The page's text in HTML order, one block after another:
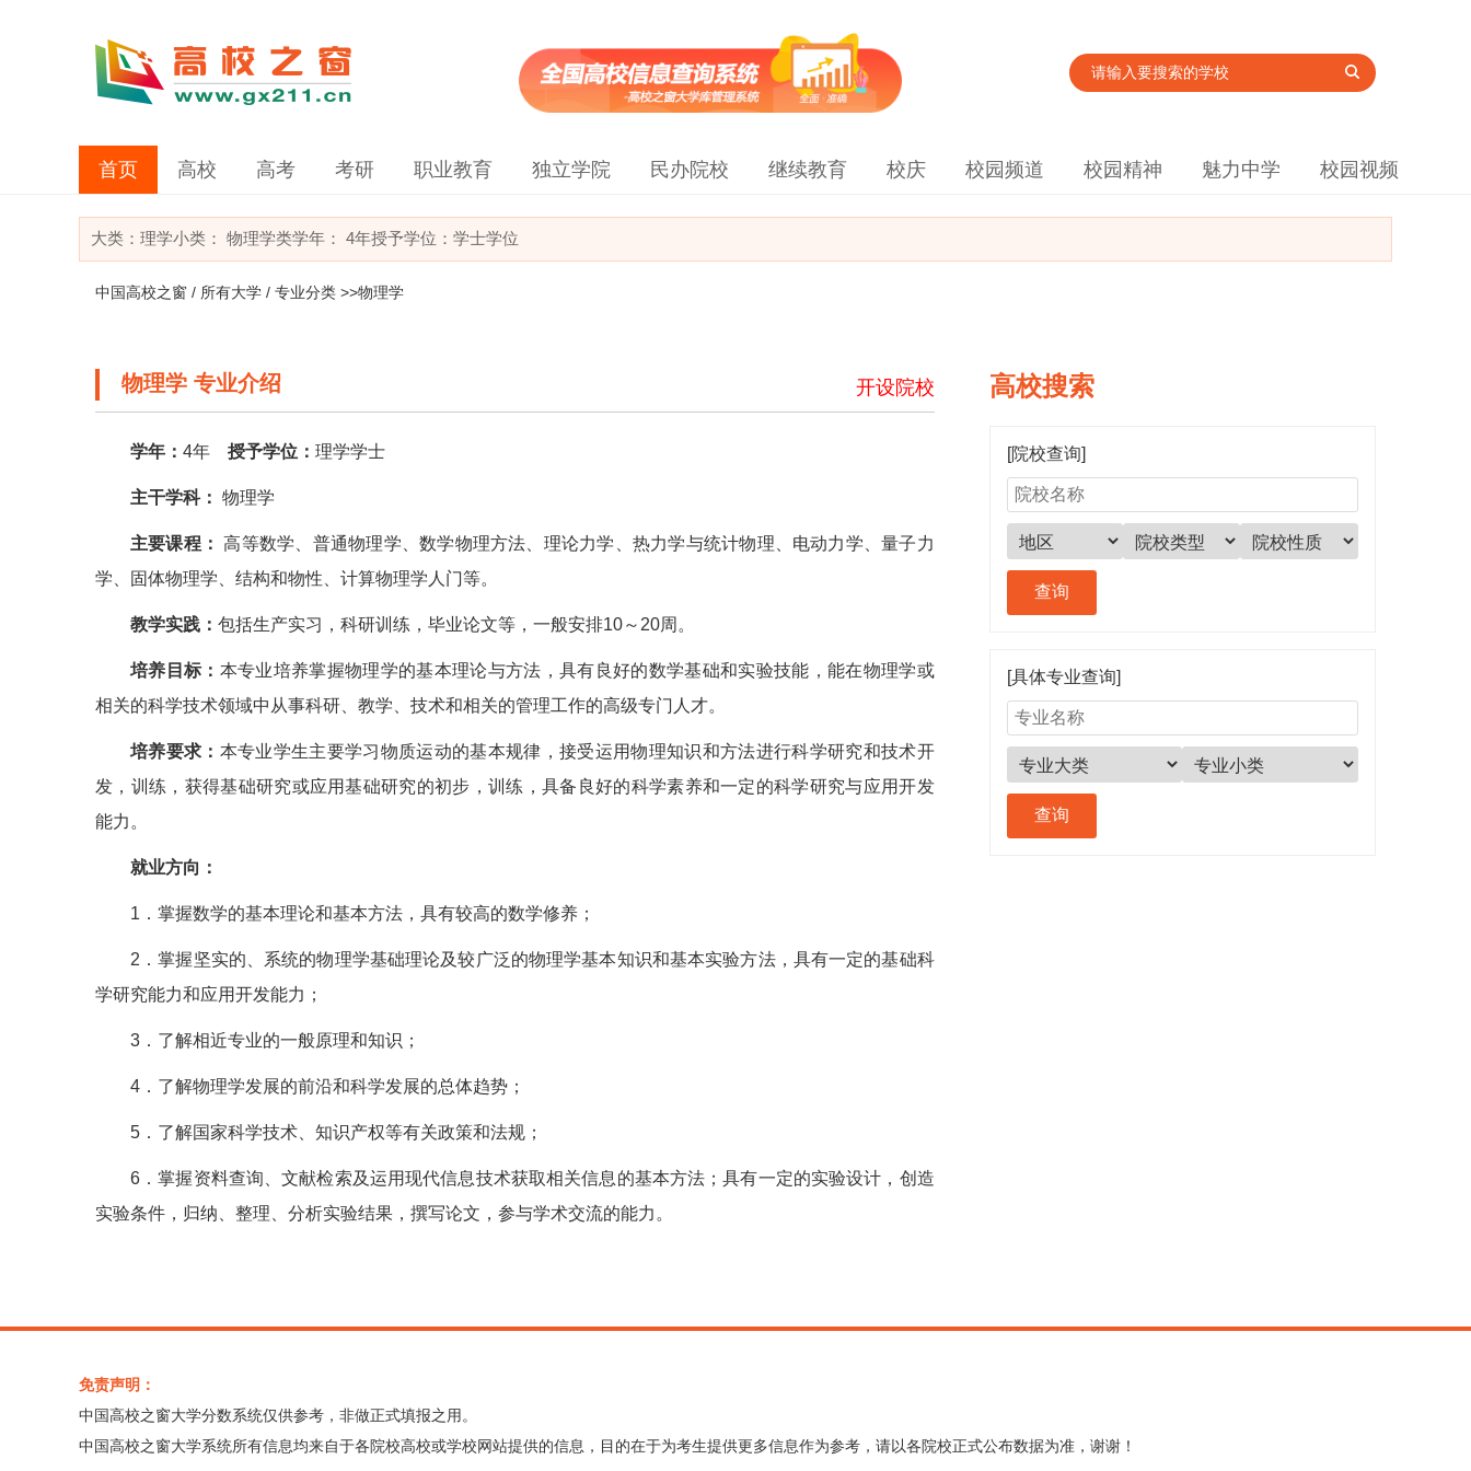
首页 高校 高考 考研 职业教育 独立学院 民办院校 继续教育 校庆 校园频道 校园精神 魅力中学 校园视频
大类： 理学小类： 物理学类学年： 4年授予学位：学士学位
中国高校之窗 / 所有大学 / 专业分类 >>物理学
物理学 专业介绍 开设院校
学年： 4年 授予学位： 理学学士
主干学科： 物理学
主要课程： 高等数学、普通物理学、数学物理方法、理论力学、热力学与统计物理、电动力学、量子力
学、固体物理学、结构和物性、计算物理学人门等。
教学实践： 包括生产实习，科研训练，毕业论文等，一般安排10～20周。
培养目标： 本专业培养掌握物理学的基本理论与方法，具有良好的数学基础和实验技能，能在物理学或
相关的科学技术领域中从事科研、教学、技术和相关的管理工作的高级专门人才。
培养要求： 本专业学生主要学习物质运动的基本规律，接受运用物理知识和方法进行科学研究和技术开
发，训练，获得基础研究或应用基础研究的初步，训练，具备良好的科学素养和一定的科学研究与应用开发
能力。
就业方向：
1．掌握数学的基本理论和基本方法，具有较高的数学修养；
2．掌握坚实的、系统的物理学基础理论及较广泛的物理学基本知识和基本实验方法，具有一定的基础科
学研究能力和应用开发能力；
3．了解相近专业的一般原理和知识；
4．了解物理学发展的前沿和科学发展的总体趋势；
5．了解国家科学技术、知识产权等有关政策和法规；
6．掌握资料查询、文献检索及运用现代信息技术获取相关信息的基本方法；具有一定的实验设计，创造
实验条件，归纳、整理、分析实验结果，撰写论文，参与学术交流的能力。
高校搜索
[院校查询]
[具体专业查询]
免责声明：
中国高校之窗大学分数系统仅供参考，非做正式填报之用。
中国高校之窗大学系统所有信息均来自于各院校高校或学校网站提供的信息，目的在于为考生提供更多信息作为参考，请以各院校正式公布数据为准，谢谢！